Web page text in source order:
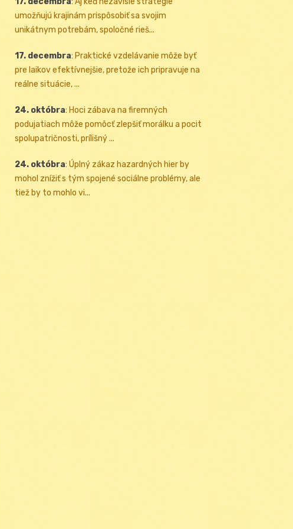
umožňujú krajinám prispôsobiť sa svojim
unikátnym potrebám, spoločné rieš...
17. decembra: Praktické vzdelávanie môže byť
pre laikov efektívnejšie, pretože ich pripravuje na
reálne situácie, ...
24. októbra: Hoci zábava na firemných
podujatiach môže pomôcť zlepšiť morálku a pocit
spolupatričnosti, prílišný ...
24. októbra: Úplný zákaz hazardných hier by
mohol znížiť s tým spojené sociálne problémy, ale
tiež by to mohlo vi...